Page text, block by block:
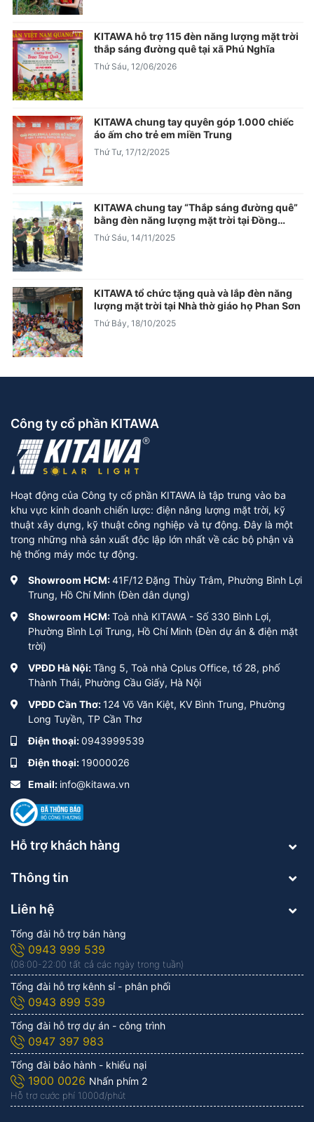
KITAWA hỗ trợ 115 đèn năng lượng mặt trời
thắp sáng đường quê tại xã Phú Nghĩa
Thứ Sáu, 12/06/2026
KITAWA chung tay quyên góp 1.000 chiếc
áo ấm cho trẻ em miền Trung
Thứ Tư, 17/12/2025
KITAWA chung tay “Thắp sáng đường quê”
bằng đèn năng lượng mặt trời tại Đồng
Tháp
Thứ Sáu, 14/11/2025
KITAWA tổ chức tặng quà và lắp đèn năng
lượng mặt trời tại Nhà thờ giáo họ Phan Sơn
Thứ Bảy, 18/10/2025
Công ty cổ phần KITAWA
Hoạt động của Công ty cổ phần KITAWA là tập trung vào ba
khu vực kinh doanh chiến lược: điện năng lượng mặt trời, kỹ
thuật xây dựng, kỹ thuật công nghiệp và tự động. Đây là một
trong những nhà sản xuất độc lập lớn nhất về các bộ phận và
hệ thống máy móc tự động.
Showroom HCM:41F/12 Đặng Thùy Trâm, Phường Bình Lợi
Trung, Hồ Chí Minh (Đèn dân dụng)
Showroom HCM:Toà nhà KITAWA - Số 330 Bình Lợi,
Phường Bình Lợi Trung, Hồ Chí Minh (Đèn dự án & điện mặt
trời)
VPĐD Hà Nội:Tầng 5, Toà nhà Cplus Office, tổ 28, phố
Thành Thái, Phường Cầu Giấy, Hà Nội
VPĐD Cần Thơ:124 Võ Văn Kiệt, KV Bình Trung, Phường
Long Tuyền, TP Cần Thơ
Điện thoại:0943999539
Điện thoại:19000026
Email: info@kitawa.vn
Hỗ trợ khách hàng
Thông tin
Liên hệ
Tổng đài hỗ trợ bán hàng
0943 999 539
(08:00-22:00 tất cả các ngày trong tuần)
Tổng đài hỗ trợ kênh sỉ - phân phối
0943 899 539
Tổng đài hỗ trợ dự án - công trình
0947 397 983
Tổng đài bảo hành - khiếu nại
1900 0026 Nhấn phím 2
Hỗ trợ cước phí 1.000đ/phút